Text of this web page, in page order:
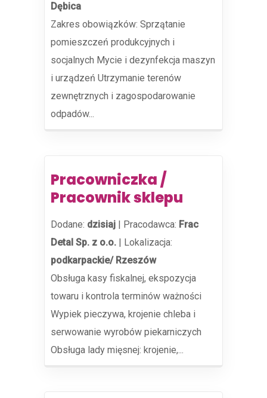
Dębica
Zakres obowiązków: Sprzątanie
pomieszczeń produkcyjnych i
socjalnych Mycie i dezynfekcja maszyn
i urządzeń Utrzymanie terenów
zewnętrznych i zagospodarowanie
odpadów...
Pracowniczka /
Pracownik sklepu
Dodane: dzisiaj | Pracodawca: Frac
Detal Sp. z o.o. | Lokalizacja:
podkarpackie/ Rzeszów
Obsługa kasy fiskalnej, ekspozycja
towaru i kontrola terminów ważności
Wypiek pieczywa, krojenie chleba i
serwowanie wyrobów piekarniczych
Obsługa lady mięsnej: krojenie,...